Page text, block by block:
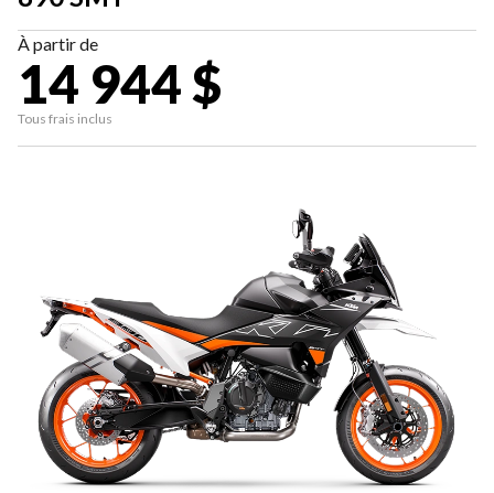
À partir de
14 944 $
Tous frais inclus